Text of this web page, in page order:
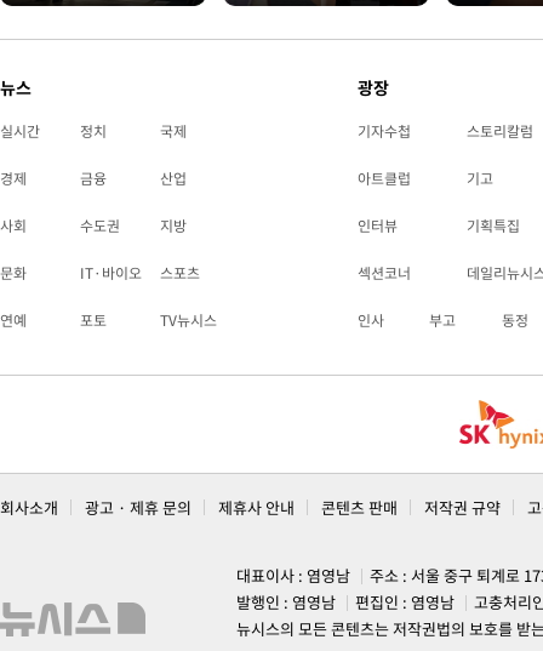
뉴스
실시간 정치 국제
경제 금융 산업
사회 수도권 지방
문화 IT·바이오 스포츠
연예 포토 TV뉴시스
광장
기자수첩 스토리칼럼
아트클럽 기고
인터뷰 기획특집
섹션코너 데일리뉴시
인사 부고 동정
회사소개 광고 · 제휴 문의 제휴사 안내 콘텐츠 판매 저작권 규약
대표이사 : 염영남
주소 : 서울 중구 퇴계로
발행인 : 염영남
편집인 : 염영남
고충처리
뉴시스의 모든 콘텐츠는 저작권법의 보호를